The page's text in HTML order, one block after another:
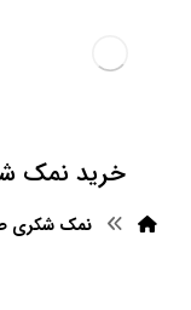
خرید نمک
نمک شکری